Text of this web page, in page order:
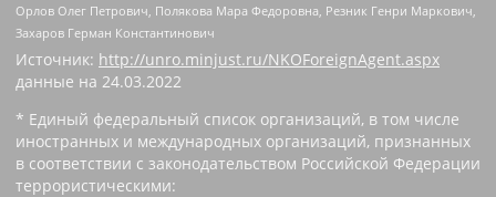
Орлов Олег Петрович, Полякова Мара Федоровна, Резник Генри Маркович,
Захаров Герман Константинович
Источник: http://unro.minjust.ru/NKOForeignAgent.aspx
данные на 24.03.2022
* Единый федеральный список организаций, в том числе
иностранных и международных организаций, признанных
в соответствии с законодательством Российской Федерации
террористическими: